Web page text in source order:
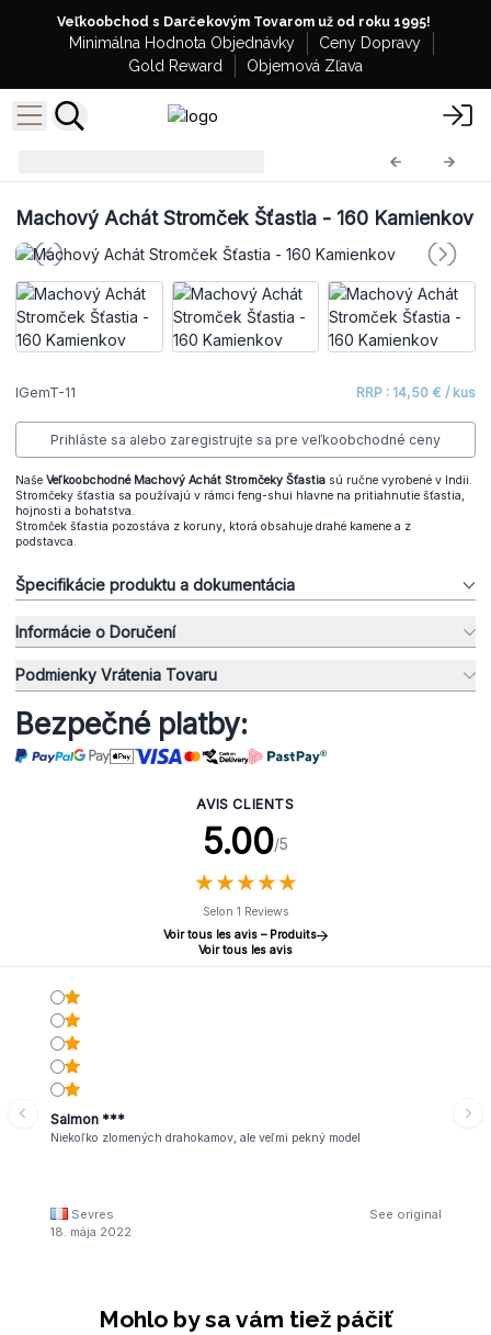
Veľkoobchod s Darčekovým Tovarom už od roku 1995!
Minimálna Hodnota Objednávky
Ceny Dopravy
Gold Reward
Objemová Zľava
Machový Achát Stromček Šťastia - 160 Kamienkov
IGemT-11 RRP : 14,50 € / kus
Prihláste sa alebo zaregistrujte sa pre veľkoobchodné ceny
Naše Veľkoobchodné Machový Achát Stromčeky Šťastia sú ručne vyrobené v Indii.
Stromčeky šťastia sa používajú v rámci feng-shui hlavne na pritiahnutie šťastia,
hojnosti a bohatstva.
Stromček šťastia pozostáva z koruny, ktorá obsahuje drahé kamene a z
podstavca.
Špecifikácie produktu a dokumentácia
Informácie o Doručení
Podmienky Vrátenia Tovaru
Bezpečné platby:
AVIS CLIENTS
5.00/5
★★★★★
★★★★★
Selon 1 Reviews
Voir tous les avis – Produits
Voir tous les avis
Salmon ***
Niekoľko zlomených drahokamov, ale veľmi pekný model
Sevres
See original
18. mája 2022
Mohlo by sa vám tiež páčiť